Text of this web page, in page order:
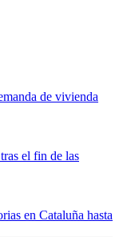
de vivienda
el fin de las
en Cataluña hasta